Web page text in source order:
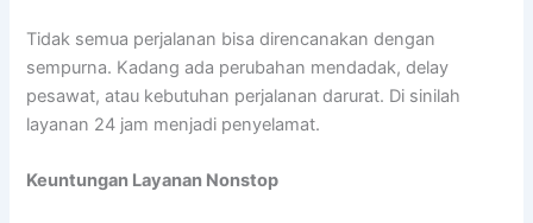
Tidak semua perjalanan bisa direncanakan dengan
sempurna. Kadang ada perubahan mendadak, delay
pesawat, atau kebutuhan perjalanan darurat. Di sinilah
layanan 24 jam menjadi penyelamat.
Keuntungan Layanan Nonstop